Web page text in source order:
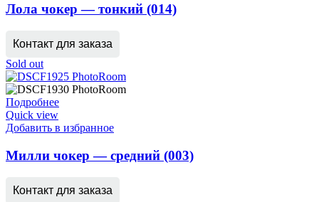
Лола чокер — тонкий (014)
Контакт для заказа
Sold out
Подробнее
Quick view
Добавить в избранное
Милли чокер — средний (003)
Контакт для заказа